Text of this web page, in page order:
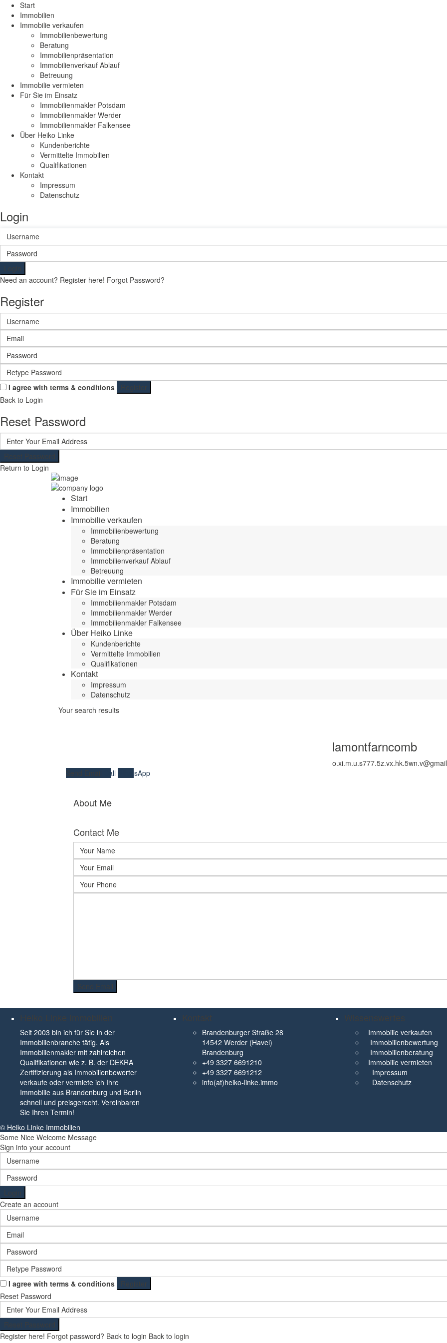
Start
Immobilien
Immobilie verkaufen
Immobilienbewertung
Beratung
Immobilienpräsentation
Immobilienverkauf Ablauf
Betreuung
Immobilie vermieten
Für Sie im Einsatz
Immobilienmakler Potsdam
Immobilienmakler Werder
Immobilienmakler Falkensee
Über Heiko Linke
Kundenberichte
Vermittelte Immobilien
Qualifikationen
Kontakt
Impressum
Datenschutz
Login
Login
Need an account? Register here! Forgot Password?
Register
I agree with terms & conditions
Register
Back to Login
Reset Password
Reset Password
Return to Login
Start
Immobilien
Immobilie verkaufen
Immobilienbewertung
Beratung
Immobilienpräsentation
Immobilienverkauf Ablauf
Betreuung
Immobilie vermieten
Für Sie im Einsatz
Immobilienmakler Potsdam
Immobilienmakler Werder
Immobilienmakler Falkensee
Über Heiko Linke
Kundenberichte
Vermittelte Immobilien
Qualifikationen
Kontakt
Impressum
Datenschutz
Your search results
lamontfarncomb
Send Email
Call WhatsApp
About Me
Contact Me
Heiko Linke Immobilien
Seit 2003 bin ich für Sie in der
Immobilienbranche tätig. Als
Immobilienmakler mit zahlreichen
Qualifikationen wie z. B. der DEKRA
Zertifizierung als Immobilienbewerter
verkaufe oder vermiete ich Ihre
Immobilie aus Brandenburg und Berlin
schnell und preisgerecht. Vereinbaren
Sie Ihren Termin!
Kontakt
Brandenburger Straße 28
14542 Werder (Havel)
Brandenburg
+49 3327 6691210
+49 3327 6691212
info(at)heiko-linke.immo
Wissenswertes
Immobilie verkaufen
Immobilienbewertung
Immobilienberatung
Immobilie vermieten
Impressum
Datenschutz
© Heiko Linke Immobilien
Some Nice Welcome Message
Sign into your account
Login
Create an account
I agree with terms & conditions
Register
Reset Password
Reset Password
Register here! Forgot password? Back to login Back to login